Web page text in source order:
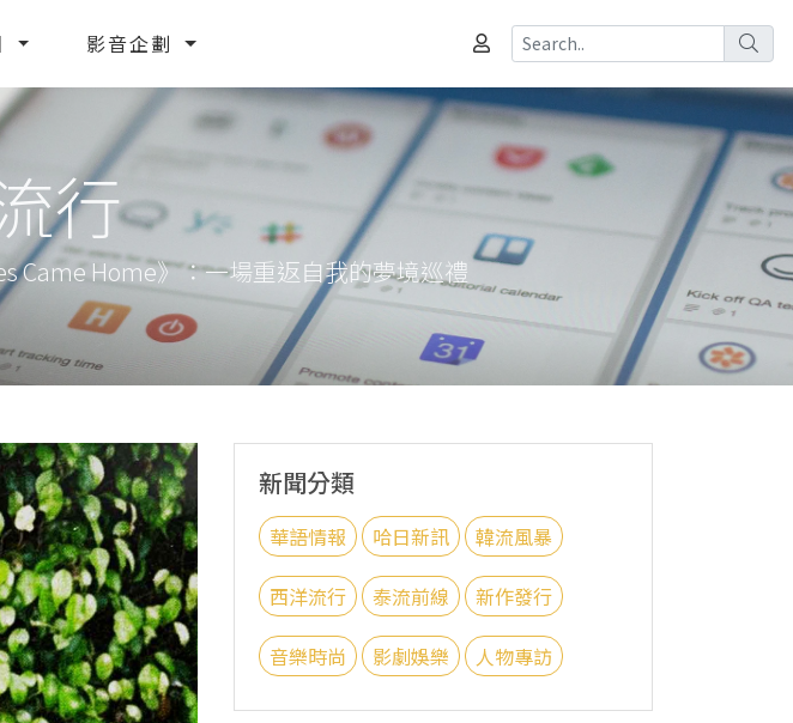
影音企劃
行
Came Home》：一場重返自我的夢境巡禮
新聞分類
華語情報 哈日新訊 韓流風暴
西洋流行 泰流前線 新作發行
音樂時尚 影劇娛樂 人物專訪